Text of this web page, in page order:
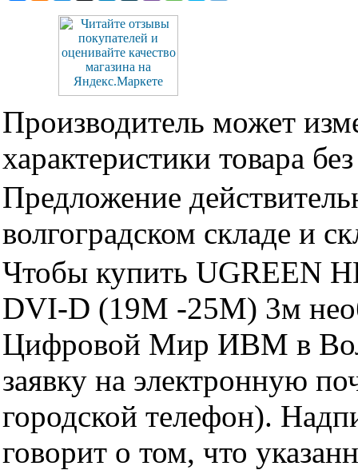
Производитель может
характеристики товара
Предложение
волгоградском складе и
Чтобы купить UGREEN
DVI-D (19M -25M) 3м
Цифровой Мир ИВМ в
заявку на электронную
городской телефон).
говорит о том, что